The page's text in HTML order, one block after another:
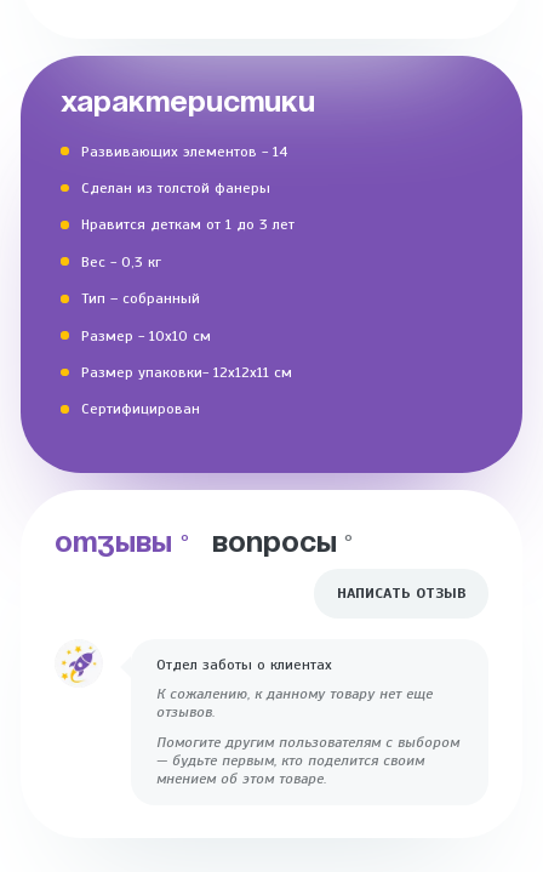
ХАРАКТЕРИСТИКИ
Развивающих элементов - 14
Сделан из толстой фанеры
Нравится деткам от 1 до 3 лет
Вес - 0,3 кг
Тип – собранный
Размер - 10х10 см
Размер упаковки- 12х12х11 см
Сертифицирован
ОТЗЫВЫ 0 ВОПРОСЫ 0
НАПИСАТЬ ОТЗЫВ
Отдел заботы о клиентах
К сожалению, к данному товару нет еще
отзывов.
Помогите другим пользователям с выбором
— будьте первым, кто поделится своим
мнением об этом товаре.